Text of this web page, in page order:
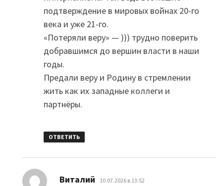
подтверждение в мировых войнах 20-го
века и уже 21-го.
«Потеряли веру» — ))) трудно поверить
добравшимся до вершин власти в наши
годы.
Предали веру и Родину в стремлении
жить как их западные коллеги и
партнёры.
ОТВЕТИТЬ
Виталий 10.07.2026 в 13:52